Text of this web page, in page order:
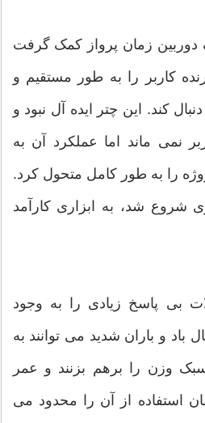
دوربین زمان پرواز کمک گرفت
کاربر را به طور مستقیم و
کند. این چتر ایده آل نبود و
نمی ماند اما عملکرد آن به
را به طور کامل متحول کرد.
شروع شد، به ابزاری کارآمد
بی پاسخ زیادی را به وجود
باد و باران شدید می توانند به
سبک وزن را برهم بزنند و عمر
استفاده از آن را محدود می